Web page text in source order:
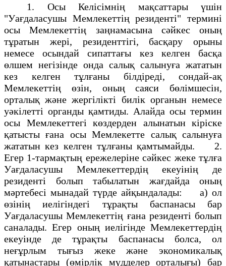
1. Осы Келісімнің мақсаттары үшін
"Уағдаласушы Мемлекеттің резиденті" термині
осы Мемлекеттің заңнамасына сәйкес оның
тұратын жері, резиденттігі, басқару орыны
немесе осындай сипаттағы кез келген басқа
өлшем негізінде онда салық салынуға жататын
кез келген тұлғаны білдіреді, сондай-ақ
Мемлекеттің өзін, оның саяси бөлімшесін,
орталық және жергілікті билік органын немесе
уәкілетті органды қамтиды. Алайда осы термин
осы Мемлекеттегі көздерден алынатын кіріске
қатысты ғана осы Мемлекетте салық салынуға
жататын кез келген тұлғаны қамтымайды. 2.
Егер 1-тармақтың ережелеріне сәйкес жеке тұлға
Уағдаласушы Мемлекеттердің екеуінің де
резиденті болып табылатын жағдайда оның
мәртебесі мынадай түрде айқындалады: а) ол
өзінің иелігіндегі тұрақты баспанасы бар
Уағдаласушы Мемлекеттің ғана резиденті болып
саналады. Егер оның иелігінде Мемлекеттердің
екеуінде де тұрақты баспанасы болса, ол
неғұрлым тығыз жеке және экономикалық
қатынастары (өмірлік мүдделер орталығы) бар